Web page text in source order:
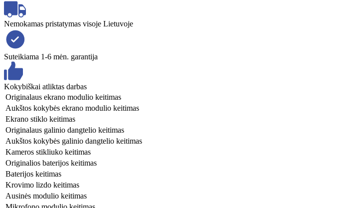
Nemokamas pristatymas visoje Lietuvoje
Suteikiama 1-6 mėn. garantija
Kokybiškai atliktas darbas
Originalaus ekrano modulio keitimas
Aukštos kokybės ekrano modulio keitimas
Ekrano stiklo keitimas
Originalaus galinio dangtelio keitimas
Aukštos kokybės galinio dangtelio keitimas
Kameros stikliuko keitimas
Originalios baterijos keitimas
Baterijos keitimas
Krovimo lizdo keitimas
Ausinės modulio keitimas